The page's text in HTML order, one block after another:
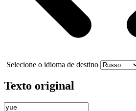
Selecione o idioma de destino
Texto original